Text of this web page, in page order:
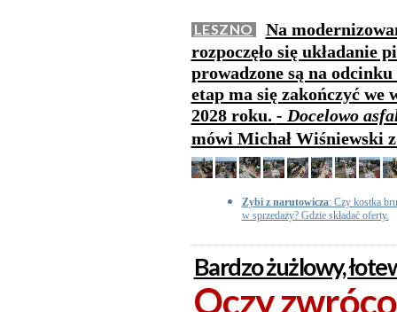
LESZNO
Na
rozpoczęło się układanie
prowadzone są na
etap ma się zakończyć we
2028 roku. - Docelowo
mówi Michał Wiśniewski
Zybi z narutowicza: Czy kostka
w sprzedaży? Gdzie składać oferty.
Bardzo żużlowy,
Oczy